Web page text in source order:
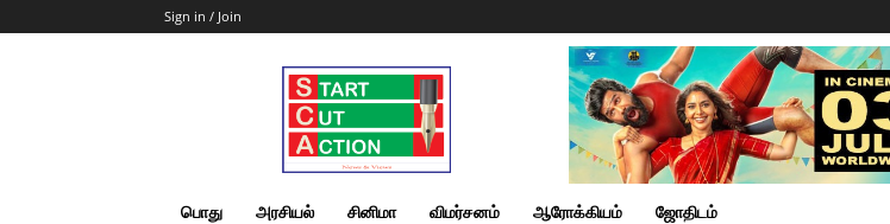
Sign in / Join
Start
Cut
Action
|
News
&
பொது அரசியல் சினிமா விமர்சனம் ஆரோக்கியம் ஜோதிடம்